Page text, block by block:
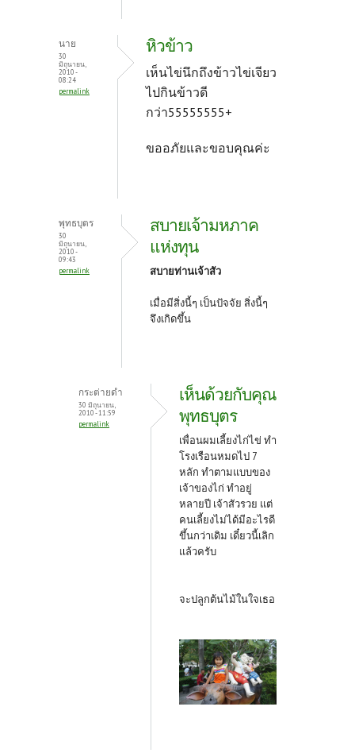
นาย
30
มิถุนายน,
2010 -
08:24
permalink
หิวข้าว
เห็นไข่นึกถึงข้าวไข่เจียว
ไปกินข้าวดี
กว่า55555555+
ขออภัยและขอบคุณค่ะ
พุทธบุตร
30
มิถุนายน,
2010 -
09:43
permalink
สบายเจ้ามหภาค
แห่งทุน
สบายท่านเจ้าสัว
เมื่อมีสิ่งนี้ๆ เป็นปัจจัย สิ่งนี้ๆ
จึงเกิดขึ้น
กระต่ายดำ
30 มิถุนายน,
2010 - 11:59
permalink
เห็นด้วยกับคุณ
พุทธบุตร
เพื่อนผมเลี้ยงไก่ไข่ ทำ
โรงเรือนหมดไป 7
หลัก ทำตามแบบของ
เจ้าของไก่ ทำอยู่
หลายปี เจ้าสัวรวย แต่
คนเลี้ยงไม่ได้มีอะไรดี
ขึ้นกว่าเดิม เดี๋ยวนี้เลิก
แล้วครับ
จะปลูกต้นไม้ในใจเธอ